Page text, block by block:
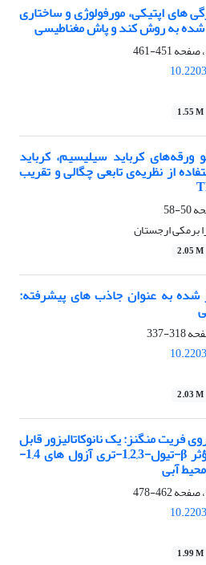
های اپتیکی، مورفولوژی و ساختاری
451-461
1.55 M
ورقه‌های کرباید سیلیسیم، کرباید
از نظریه‌ی تابعی چگالی و تقریب
50-58
برمکی ارجستان
2.05 M
شده به عنوان جاذب های پیشرفته:
318-337
2.03 M
فریت منگنز: یک نانوکاتالیزور قابل
بازیافت جدید برای سنتز مؤثر β-تیول-1,2,3-تری آزول های 1,4-
آبی
462-478
1.99 M